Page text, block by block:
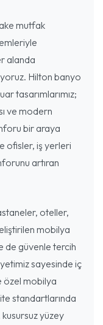
mutfak
alanda
Hilton banyo
tasarımlarımız;
ve modern
bir araya
ofisler, iş yerleri
artıran
oteller,
mobilya
de güvenle tercih
sayesinde iç
özel mobilya
standartlarında
kusursuz yüzey